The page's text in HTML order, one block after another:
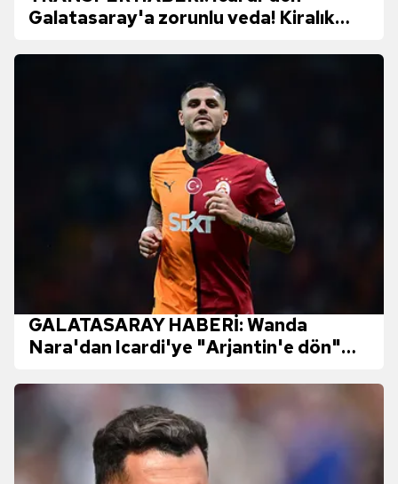
Galatasaray'a zorunlu veda! Kiralık
GALATASARAY HABERİ: Wanda
Nara'dan Icardi'ye "Arjantin'e dön"